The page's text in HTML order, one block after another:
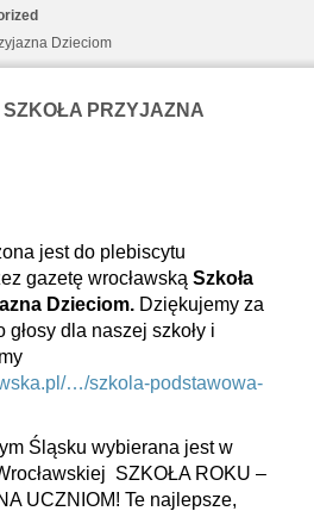
Dzieciom
PRZYJAZNA
jest do plebiscytu
gazetę wrocławską Szkoła
Dzieciom. Dziękujemy za
dla naszej szkoły i
…/szkola-podstawowa-
Śląsku wybierana jest w
SZKOŁA ROKU –
UCZNIOM! Te najlepsze,